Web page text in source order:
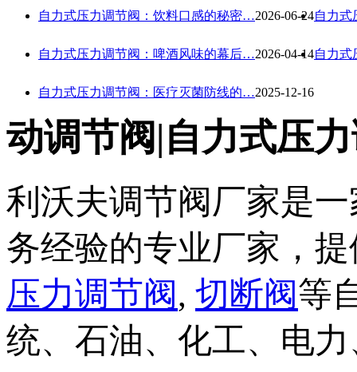
2026-06-24
自力式压力调节阀：饮料口感的秘密… 自力
2026-04-14
自力式压力调节阀：啤酒风味的幕后… 自力
2025-12-16
自力式压力调节阀：医疗灭菌防线的…
动调节阀|自力式压
利沃夫调节阀厂家是
务经验的专业厂家，
压力调节阀, 切断阀等
统、石油、化工、电